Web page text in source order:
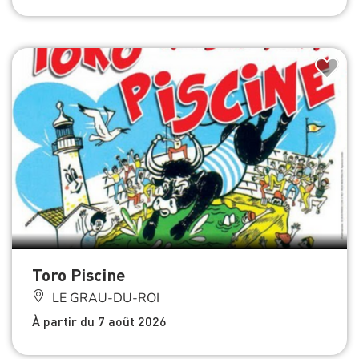
Toro Piscine
LE GRAU-DU-ROI
À partir du 7 août 2026